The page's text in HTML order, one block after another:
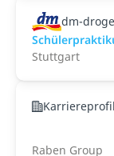
dm-
Stuttgart
Raben Group